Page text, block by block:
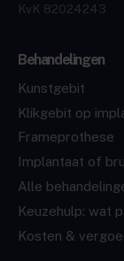
KvK 82024243
Behandelingen
Kunstgebit
Klikgebit op
Frameprothese
Implantaat of
Alle
Keuzehulp: wat
Kosten &